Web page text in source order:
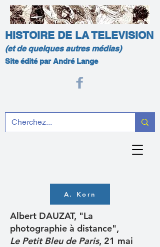
HISTOIRE DE LA TELEVISION
(et de quelques autres médias)
Site édité par André Lange
A. Korn
Albert DAUZAT, "La
photographie à distance",
Le Petit Bleu de Paris, 21 mai